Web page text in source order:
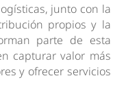
junto con la
propios y la
parte de esta
capturar valor más
y ofrecer servicios